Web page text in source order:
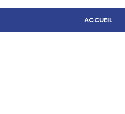
ACCUEIL